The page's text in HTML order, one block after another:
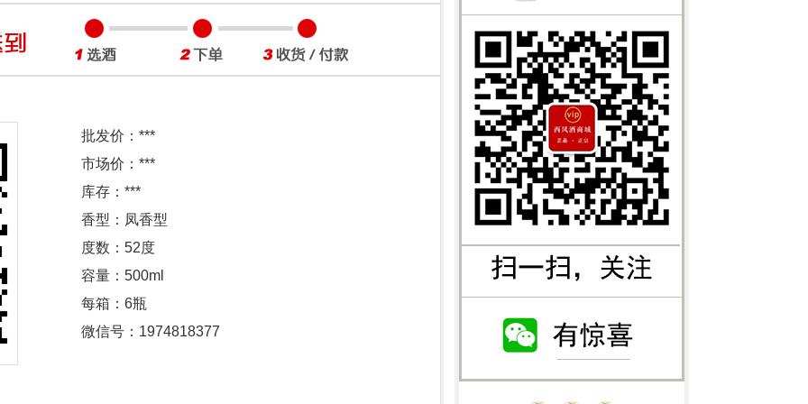
批发价： ***
市场价： ***
库存： ***
香型：凤香型
度数：52度
容量：500ml
每箱：6瓶
微信号：1974818377